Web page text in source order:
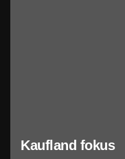
Kaufland fokus